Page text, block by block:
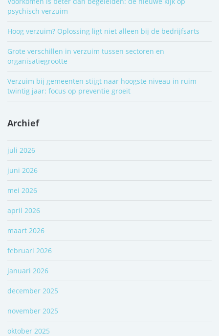
psychisch verzuim
Hoog verzuim? Oplossing ligt niet alleen bij de bedrijfsarts
Grote verschillen in verzuim tussen sectoren en
organisatiegrootte
Verzuim bij gemeenten stijgt naar hoogste niveau in ruim
twintig jaar: focus op preventie groeit
Archief
juli 2026
juni 2026
mei 2026
april 2026
maart 2026
februari 2026
januari 2026
december 2025
november 2025
oktober 2025